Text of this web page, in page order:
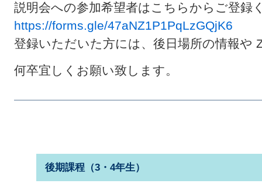
説明会への参加希望者はこちらからご登録
https://forms.gle/47aNZ1P1PqLzGQjK6
登録いただいた方には、後日場所の情報や
何卒宜しくお願い致します。
後期課程（3・4年生）